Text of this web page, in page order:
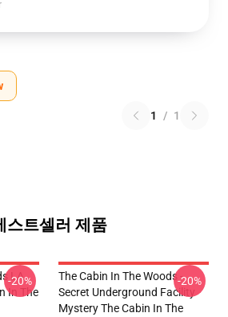
1 / 1
스트셀러 제품
LA
In The
-20%
The Cabin In The Woods -
Secret Underground Facility
Mystery The Cabin In The
-20%